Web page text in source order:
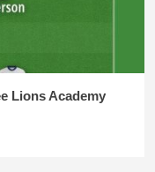
Lions Academy